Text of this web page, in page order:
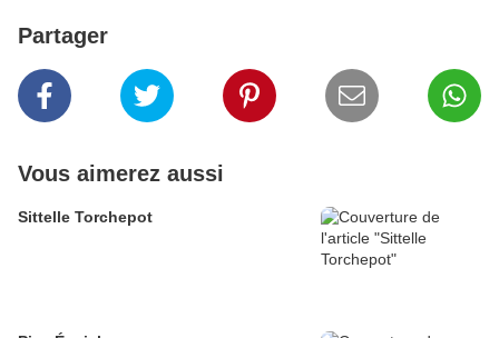
Partager
Vous aimerez aussi
Sittelle Torchepot